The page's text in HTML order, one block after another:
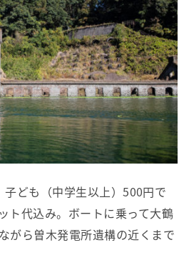
ども（中学生以上）500円で
ト代込み。ボートに乗って大鶴
がら曽木発電所遺構の近くまで